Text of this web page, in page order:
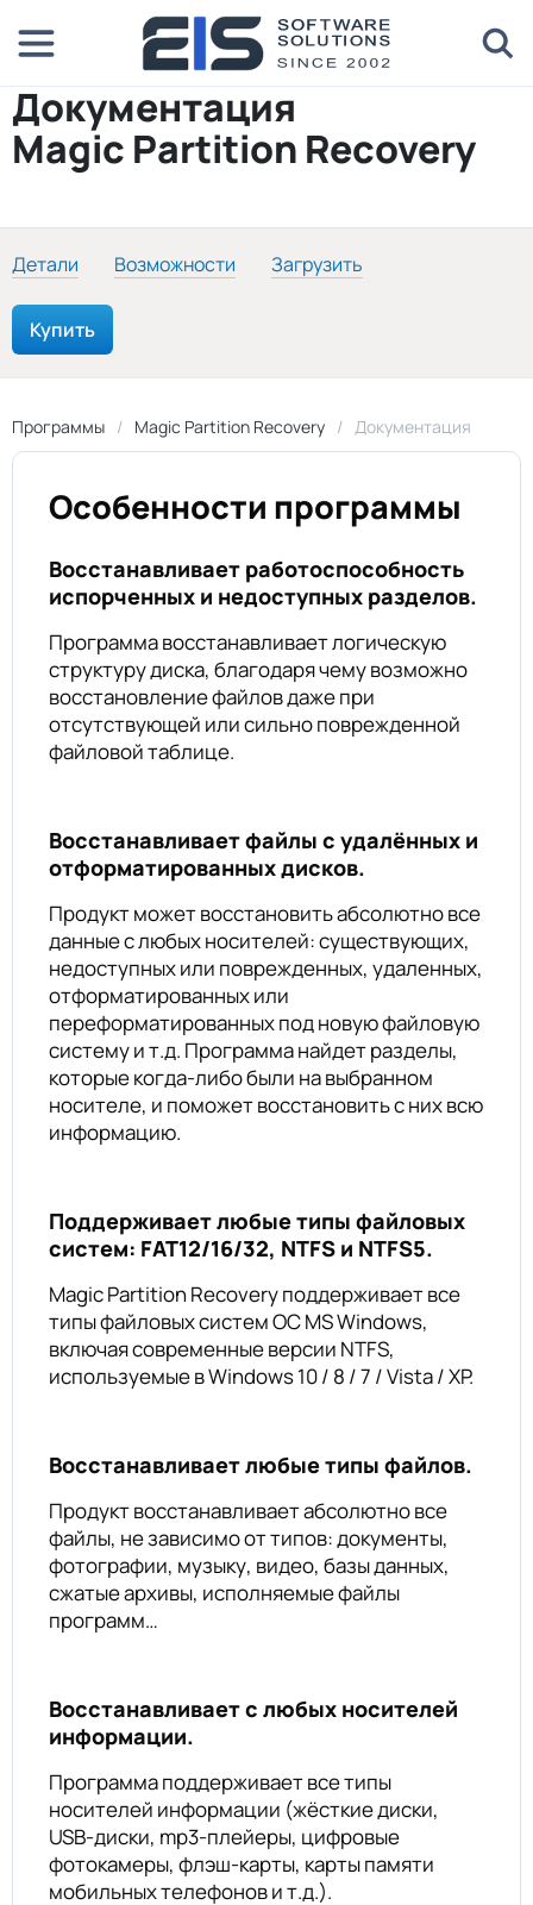
Документация
Magic Partition Recovery
Детали Возможности Загрузить
Купить
Программы Magic Partition Recovery Документация
Особенности программы
Восстанавливает работоспособность
испорченных и недоступных разделов.
Программа восстанавливает логическую
структуру диска, благодаря чему возможно
восстановление файлов даже при
отсутствующей или сильно поврежденной
файловой таблице.
Восстанавливает файлы с удалённых и
отформатированных дисков.
Продукт может восстановить абсолютно все
данные с любых носителей: существующих,
недоступных или поврежденных, удаленных,
отформатированных или
переформатированных под новую файловую
систему и т.д. Программа найдет разделы,
которые когда-либо были на выбранном
носителе, и поможет восстановить с них всю
информацию.
Поддерживает любые типы файловых
систем: FAT12/16/32, NTFS и NTFS5.
Magic Partition Recovery поддерживает все
типы файловых систем ОС MS Windows,
включая современные версии NTFS,
используемые в Windows 10 / 8 / 7 / Vista / XP.
Восстанавливает любые типы файлов.
Продукт восстанавливает абсолютно все
файлы, не зависимо от типов: документы,
фотографии, музыку, видео, базы данных,
сжатые архивы, исполняемые файлы
программ…
Восстанавливает с любых носителей
информации.
Программа поддерживает все типы
носителей информации (жёсткие диски,
USB-диски, mp3-плейеры, цифровые
фотокамеры, флэш-карты, карты памяти
мобильных телефонов и т.д.).